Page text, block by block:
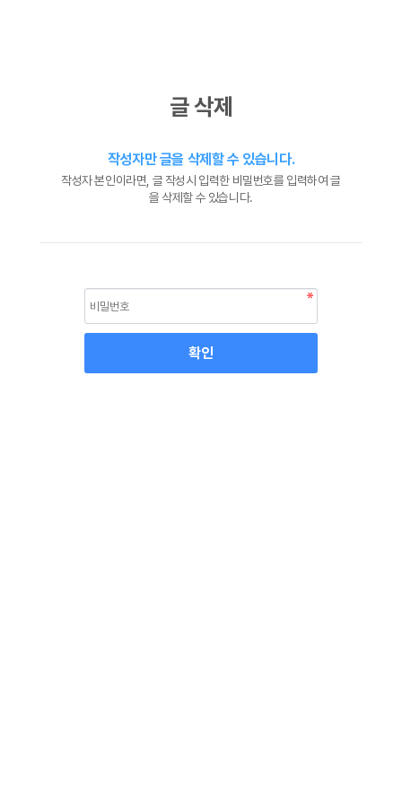
글 삭제
작성자만 글을 삭제할 수 있습니다.
작성자 본인이라면, 글 작성시 입력한 비밀번호를 입력하여 글
을 삭제할 수 있습니다.